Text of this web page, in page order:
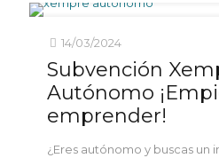
14/03/2024
Subvención
Autónomo
emprender!
¿Eres autónomo y buscas un